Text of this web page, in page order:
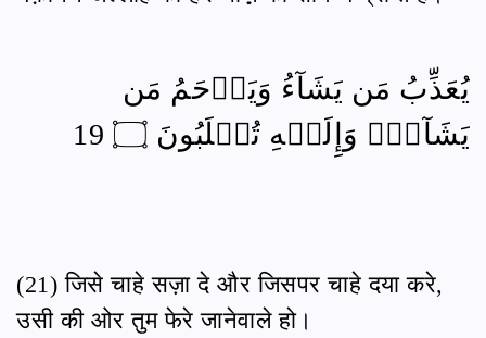
يُعَذِّبُ مَن يَشَآءُ وَيَرۡحَمُ مَن
يَشَآءُۖ وَإِلَيۡهِ تُقۡلَبُونَ ۝ 19
(21) जिसे चाहे सज़ा दे और जिसपर चाहे दया करे,
उसी की ओर तुम फेरे जानेवाले हो।